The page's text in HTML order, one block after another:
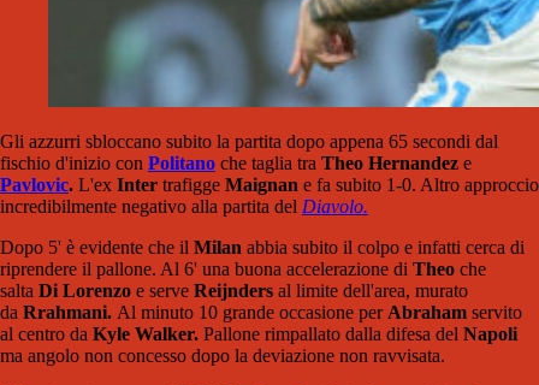
Gli azzurri sbloccano subito la partita dopo appena 65 secondi dal
fischio d'inizio con Politano che taglia tra Theo Hernandez e
Pavlovic. L'ex Inter trafigge Maignan e fa subito 1-0. Altro approccio
incredibilmente negativo alla partita del Diavolo.
Dopo 5' è evidente che il Milan abbia subito il colpo e infatti cerca di
riprendere il pallone. Al 6' una buona accelerazione di Theo che
salta Di Lorenzo e serve Reijnders al limite dell'area, murato
da Rrahmani. Al minuto 10 grande occasione per Abraham servito
al centro da Kyle Walker. Pallone rimpallato dalla difesa del Napoli
ma angolo non concesso dopo la deviazione non ravvisata.